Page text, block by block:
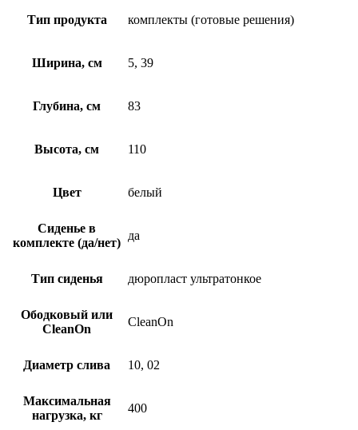
белыйТип продукта комплекты (готовые решения)
Ширина, см 5, 39
Глубина, см 83
Высота, см 110
Цвет белый
Сиденье в
комплекте (да/нет)
да
Тип сиденья дюропласт ультратонкое
Ободковый или
CleanOn
CleanOn
Диаметр слива 10, 02
Максимальная
нагрузка, кг
400